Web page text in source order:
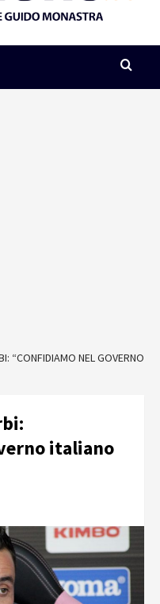
“CONFIDIAMO NEL GOVERNO
italiano